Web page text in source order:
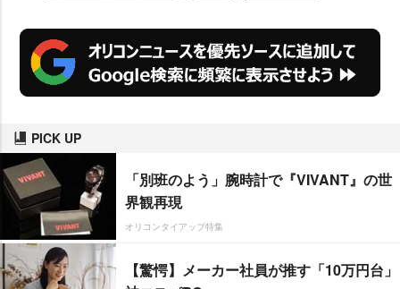
PICK UP
「別班のよう」腕時計で『VIVANT』の世
界観再現
オリコンタイアップ特集
【驚愕】メーカー社員が推す「10万円台」